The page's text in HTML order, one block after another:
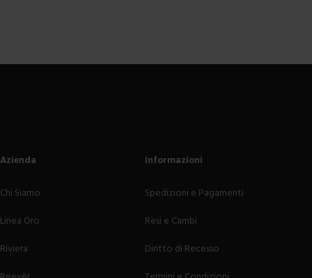
Azienda
Chi Siamo
Linea Oro
Riviera
Informazioni
Spedizioni e Pagamenti
Resi e Cambi
Diritto di Recesso